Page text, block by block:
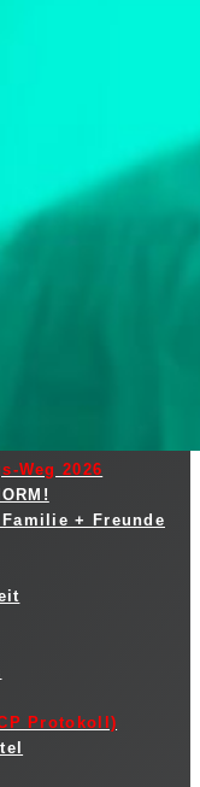
Weg 2026
Familie + Freunde
Protokoll)